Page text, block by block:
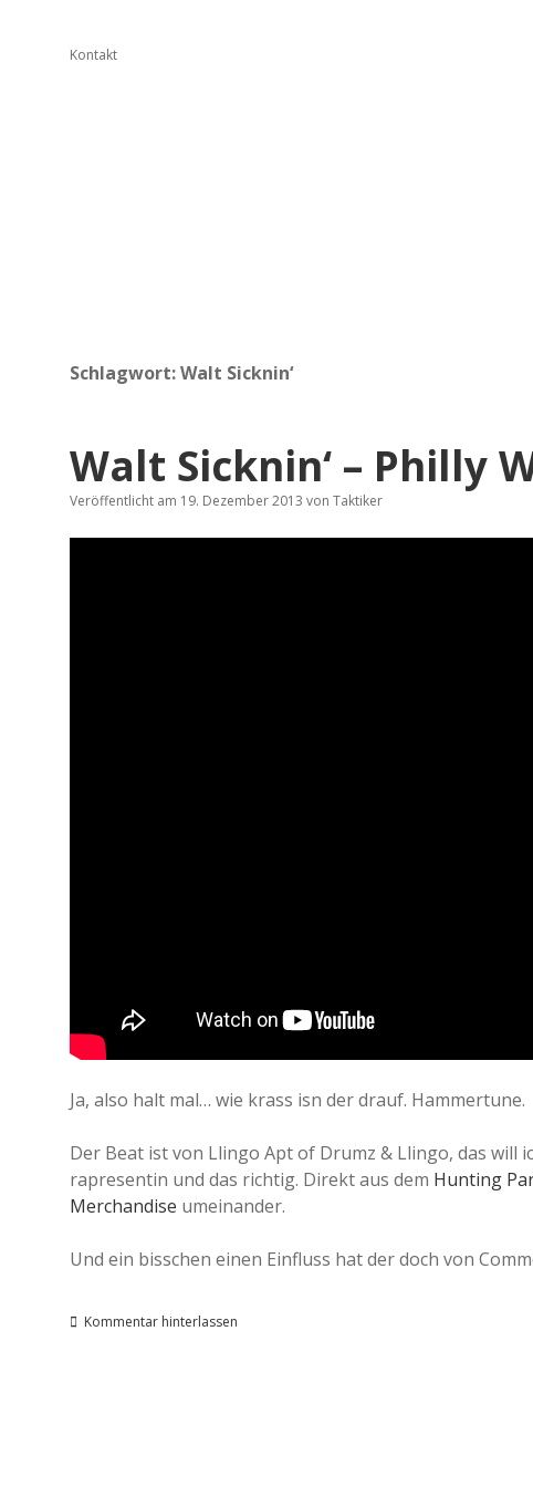
Kontakt
Schlagwort:Walt Sicknin‘
Walt Sicknin‘ – Philly
Veröffentlicht am 19. Dezember 2013 von Taktiker
Ja, also halt mal… wie krass isn der drauf. Hammertune.
Der Beat ist von Llingo Apt of Drumz & Llingo, das will
rapresentin und das richtig. Direkt aus dem Hunting
Merchandise umeinander.
Und ein bisschen einen Einfluss hat der doch von
Kommentar hinterlassen